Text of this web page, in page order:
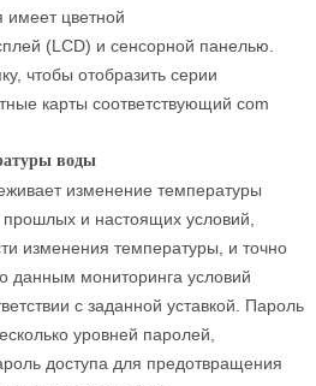
имеет цветной
(LCD) и сенсорной панелью.
чтобы отобразить серии
карты соответствующий com
воды
изменение температуры
и настоящих условий,
изменения температуры, и точно
данным мониторинга условий
с заданной уставкой. Пароль
уровней паролей,
доступа для предотвращения